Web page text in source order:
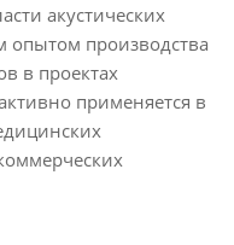
акустических
опытом производства
в проектах
применяется в